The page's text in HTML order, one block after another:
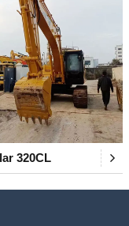
320CL